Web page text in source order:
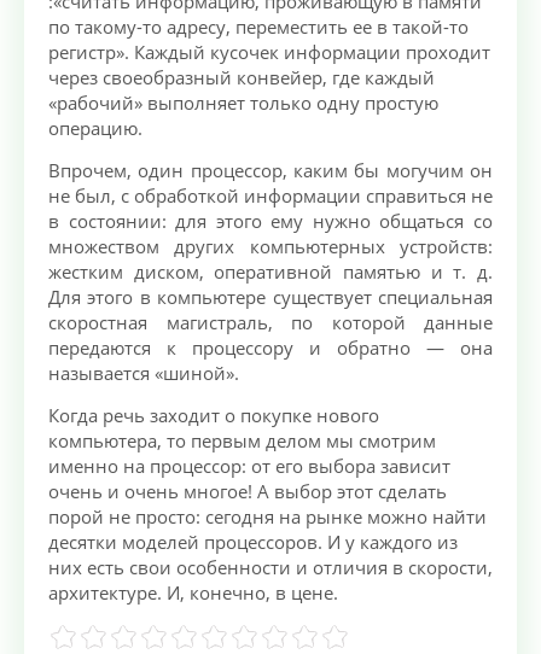
по такому-то адресу, переместить ее в такой-то
регистр». Каждый кусочек информации проходит
через своеобразный конвейер, где каждый
«рабочий» выполняет только одну простую
операцию.
Впрочем, один процессор, каким бы могучим он
не был, с обработкой информации справиться не
в состоянии: для этого ему нужно общаться со
множеством других компьютерных устройств:
жестким диском, оперативной памятью и т. д.
Для этого в компьютере существует специальная
скоростная магистраль, по которой данные
передаются к процессору и обратно — она
называется «шиной».
Когда речь заходит о покупке нового
компьютера, то первым делом мы смотрим
именно на процессор: от его выбора зависит
очень и очень многое! А выбор этот сделать
порой не просто: сегодня на рынке можно найти
десятки моделей процессоров. И у каждого из
них есть свои особенности и отличия в скорости,
архитектуре. И, конечно, в цене.